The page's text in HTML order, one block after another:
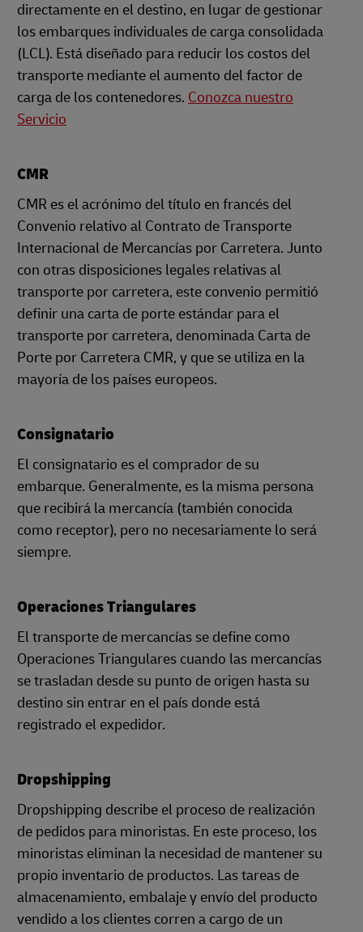
directamente en el destino, en lugar de gestionar
los embarques individuales de carga consolidada
(LCL). Está diseñado para reducir los costos del
transporte mediante el aumento del factor de
carga de los contenedores. Conozca nuestro
Servicio
CMR
CMR es el acrónimo del título en francés del
Convenio relativo al Contrato de Transporte
Internacional de Mercancías por Carretera. Junto
con otras disposiciones legales relativas al
transporte por carretera, este convenio permitió
definir una carta de porte estándar para el
transporte por carretera, denominada Carta de
Porte por Carretera CMR, y que se utiliza en la
mayoría de los países europeos.
Consignatario
El consignatario es el comprador de su
embarque. Generalmente, es la misma persona
que recibirá la mercancía (también conocida
como receptor), pero no necesariamente lo será
siempre.
Operaciones Triangulares
El transporte de mercancías se define como
Operaciones Triangulares cuando las mercancías
se trasladan desde su punto de origen hasta su
destino sin entrar en el país donde está
registrado el expedidor.
Dropshipping
Dropshipping describe el proceso de realización
de pedidos para minoristas. En este proceso, los
minoristas eliminan la necesidad de mantener su
propio inventario de productos. Las tareas de
almacenamiento, embalaje y envío del producto
vendido a los clientes corren a cargo de un